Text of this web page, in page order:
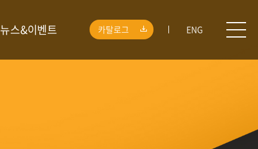
뉴스&이벤트 카탈로그 ENG